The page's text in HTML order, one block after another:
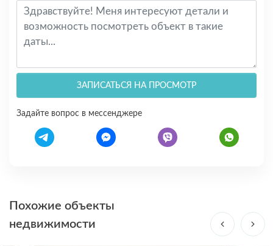
ЗАПИСАТЬСЯ НА ПРОСМОТР
Задайте вопрос в мессенджере
Похожие объекты
недвижимости